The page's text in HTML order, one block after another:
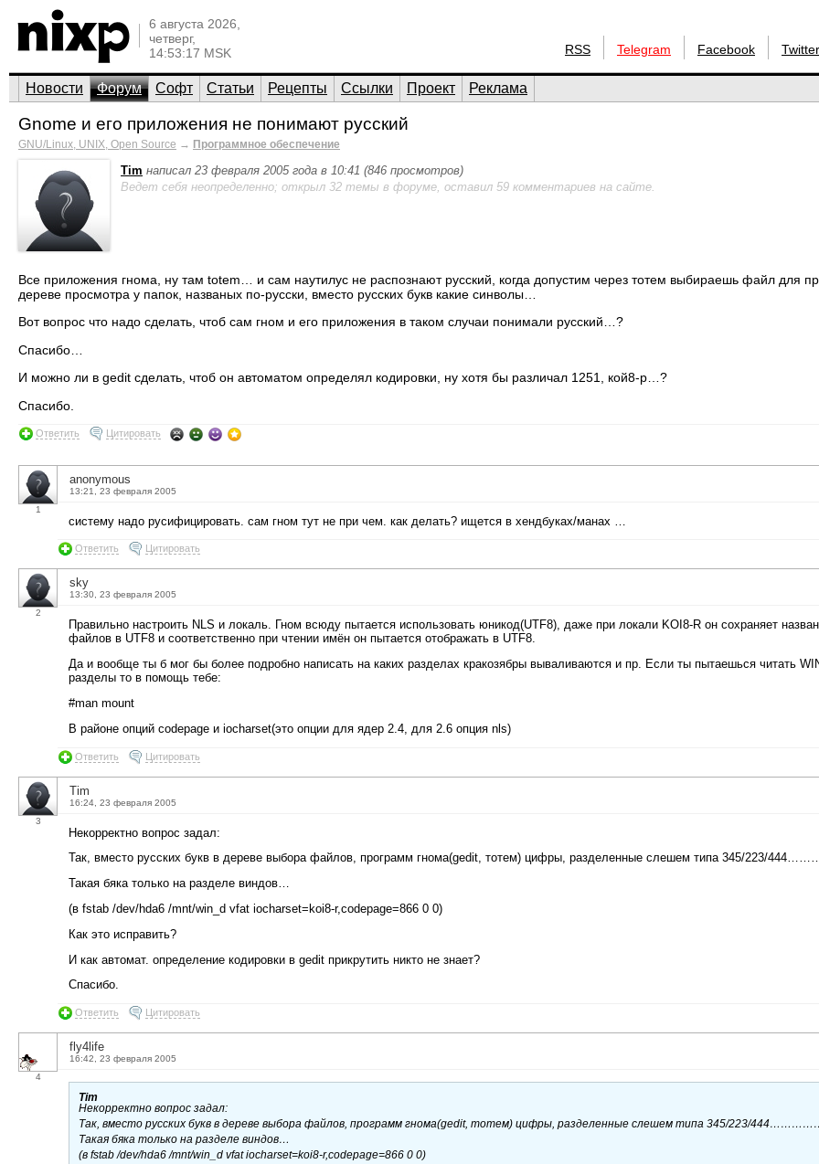
6 августа 2026,
четверг,
14:53:17 MSK
RSS Telegram Facebook Twitter
Новости Форум Софт Статьи Рецепты Ссылки Проект Реклама
Gnome и его приложения не понимают русский
GNU/Linux, UNIX, Open Source → Программное обеспечение
Tim написал 23 февраля 2005 года в 10:41 (846 просмотров)
Ведет себя неопределенно; открыл 32 темы в форуме, оставил 59 комментариев на сайте.
Все приложения гнома, ну там totem… и сам наутилус не распознают русский, когда допустим через тотем выбираешь файл для
дереве просмотра у папок, названых по-русски, вместо русских букв какие синволы…
Вот вопрос что надо сделать, чтоб сам гном и его приложения в таком случаи понимали русский…?
Спасибо…
И можно ли в gedit сделать, чтоб он автоматом определял кодировки, ну хотя бы различал 1251, кой8-р…?
Спасибо.
Ответить Цитировать
1
anonymous
13:21, 23 февраля 2005
систему надо русифицировать. сам гном тут не при чем. как делать? ищется в хендбуках/манах …
Ответить Цитировать
2
sky
13:30, 23 февраля 2005
Правильно настроить NLS и локаль. Гном всюду пытается использовать юникод(UTF8), даже при локали KOI8-R он сохраняет
файлов в UTF8 и соответственно при чтении имён он пытается отображать в UTF8.
Да и вообще ты б мог бы более подробно написать на каких разделах кракозябры вываливаются и пр. Если ты пытаешься читать
разделы то в помощь тебе:
#man mount
В районе опций codepage и iocharset(это опции для ядер 2.4, для 2.6 опция nls)
Ответить Цитировать
3
Tim
16:24, 23 февраля 2005
Некорректно вопрос задал:
Так, вместо русских букв в дереве выбора файлов, программ гнома(gedit, тотем) цифры, разделенные слешем типа 345/223/
Такая бяка только на разделе виндов…
(в fstab /dev/hda6 /mnt/win_d vfat iocharset=koi8-r,codepage=866 0 0)
Как это исправить?
И как автомат. определение кодировки в gedit прикрутить никто не знает?
Спасибо.
Ответить Цитировать
4
fly4life
16:42, 23 февраля 2005
Tim
Некорректно вопрос задал:
Так, вместо русских букв в дереве выбора файлов, программ гнома(gedit, тотем) цифры, разделенные слешем типа 345/223/
Такая бяка только на разделе виндов…
(в fstab /dev/hda6 /mnt/win_d vfat iocharset=koi8-r,codepage=866 0 0)